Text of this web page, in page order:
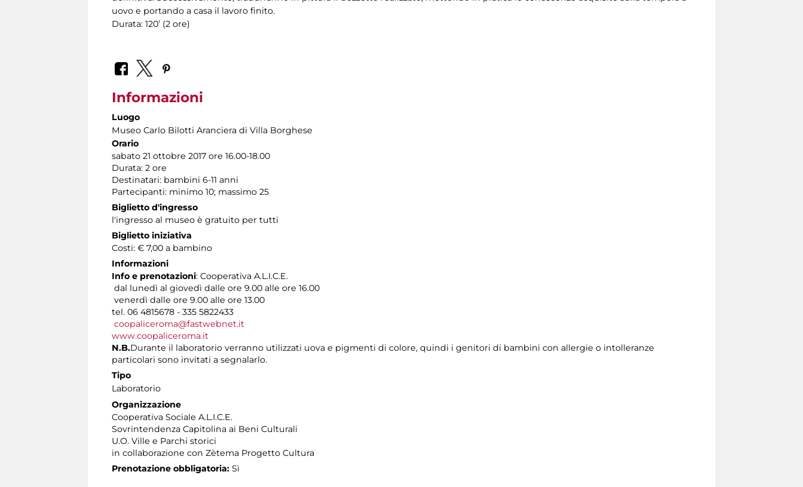
uovo e portando a casa il lavoro finito.
Durata: 120’ (2 ore)
Informazioni
Luogo
Museo Carlo Bilotti Aranciera di Villa Borghese
Orario
sabato 21 ottobre 2017 ore 16.00-18.00
Durata: 2 ore
Destinatari: bambini 6-11 anni
Partecipanti: minimo 10; massimo 25
Biglietto d'ingresso
l'ingresso al museo è gratuito per tutti
Biglietto iniziativa
Costi: € 7,00 a bambino
Informazioni
Info e prenotazioni: Cooperativa A.L.I.C.E.
dal lunedì al giovedì dalle ore 9.00 alle ore 16.00
venerdì dalle ore 9.00 alle ore 13.00
tel. 06 4815678 - 335 5822433
coopaliceroma@fastwebnet.it
www.coopaliceroma.it
N.B.Durante il laboratorio verranno utilizzati uova e pigmenti di colore, quindi i genitori di bambini con allergie o intolleranze
particolari sono invitati a segnalarlo.
Tipo
Laboratorio
Organizzazione
Cooperativa Sociale A.L.I.C.E.
Sovrintendenza Capitolina ai Beni Culturali
U.O. Ville e Parchi storici
in collaborazione con Zètema Progetto Cultura
Prenotazione obbligatoria: Sì